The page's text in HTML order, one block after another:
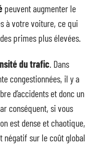
peuvent augmenter le
à votre voiture, ce qui
primes plus élevées.
du trafic . Dans
congestionnées, il y a
d’accidents et donc un
conséquent, si vous
est dense et chaotique,
négatif sur le coût global